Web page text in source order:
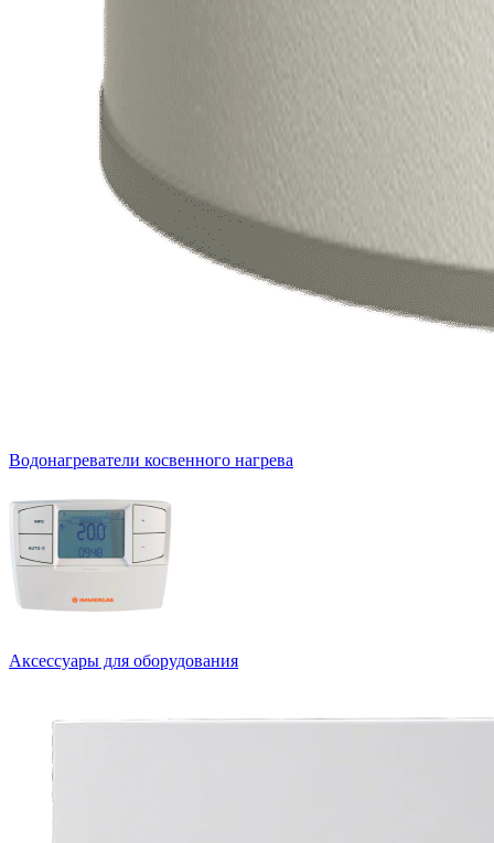
Водонагреватели косвенного нагрева
Аксессуары для оборудования